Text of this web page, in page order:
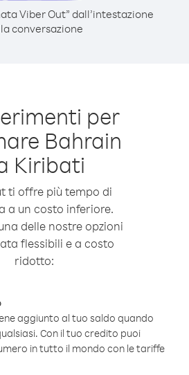
Viber Out” dall’intestazione
conversazione
per
Bahrain
Kiribati
ti offre più tempo di
a un costo inferiore.
delle nostre opzioni
flessibili e a costo
ridotto:
aggiunto al tuo saldo quando
Con il tuo credito puoi
in tutto il mondo con le tariffe